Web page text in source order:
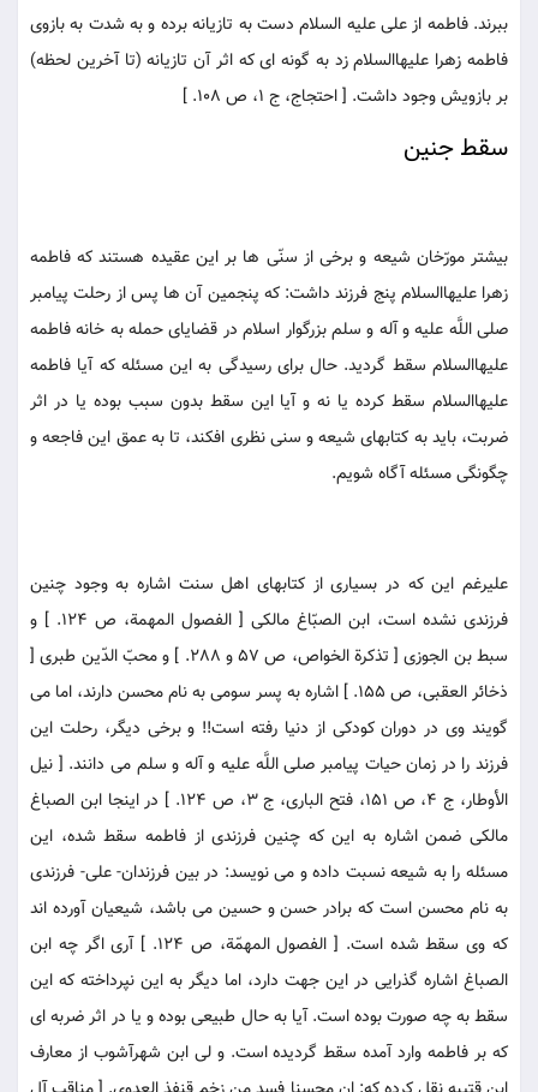
ببرند. فاطمه از على عليه السلام دست به تازيانه برده و به شدت به بازوى
فاطمه زهرا عليهاالسلام زد به گونه اى كه اثر آن تازيانه (تا آخرين لحظه)
بر بازويش وجود داشت. [ احتجاج، ج 1، ص 108. ]
سقط جنين
بيشتر مورّخان شيعه و برخى از سنّى ها بر اين عقيده هستند كه فاطمه
زهرا عليهاالسلام پنج فرزند داشت: كه پنجمين آن ها پس از رحلت پيامبر
صلى اللَّه عليه و آله و سلم بزرگوار اسلام در قضاياى حمله به خانه فاطمه
عليهاالسلام سقط گرديد. حال براى رسيدگى به اين مسئله كه آيا فاطمه
عليهاالسلام سقط كرده يا نه و آيا اين سقط بدون سبب بوده يا در اثر
ضربت، بايد به كتابهاى شيعه و سنى نظرى افكند، تا به عمق اين فاجعه و
چگونگى مسئله آگاه شويم.
عليرغم اين كه در بسيارى از كتابهاى اهل سنت اشاره به وجود چنين
فرزندى نشده است، ابن الصبّاغ مالكى [ الفصول المهمة، ص 124. ] و
سبط بن الجوزى [ تذكرة الخواص، ص 57 و 288. ] و محبّ الدّين طبرى [
ذخائر العقبى، ص 155. ] اشاره به پسر سومى به نام محسن دارند، اما مى
گويند وى در دوران كودكى از دنيا رفته است!! و برخى ديگر، رحلت اين
فرزند را در زمان حيات پيامبر صلى اللَّه عليه و آله و سلم مى دانند. [ نيل
الأوطار، ج 4، ص 151، فتح البارى، ج 3، ص 124. ] در اينجا ابن الصباغ
مالكى ضمن اشاره به اين كه چنين فرزندى از فاطمه سقط شده، اين
مسئله را به شيعه نسبت داده و مى نويسد: در بين فرزندان- على- فرزندى
به نام محسن است كه برادر حسن و حسين مى باشد، شيعيان آورده اند
كه وى سقط شده است. [ الفصول المهمّة، ص 124. ] آرى اگر چه ابن
الصباغ اشاره گذرايى در اين جهت دارد، اما ديگر به اين نپرداخته كه اين
سقط به چه صورت بوده است. آيا به حال طبيعى بوده و يا در اثر ضربه اى
كه بر فاطمه وارد آمده سقط گرديده است. و لى ابن شهرآشوب از معارف